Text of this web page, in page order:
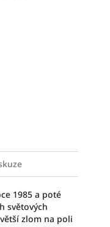
1985 a poté
světových
zlom na poli